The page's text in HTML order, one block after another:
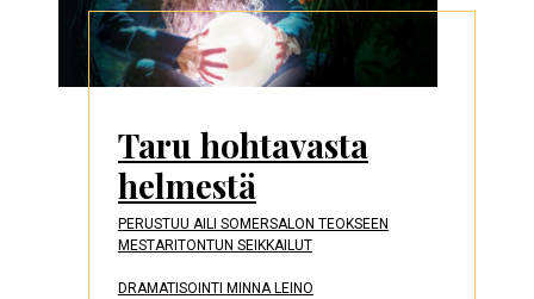
Taru hohtavasta
helmestä
PERUSTUU AILI SOMERSALON TEOKSEEN
MESTARITONTUN SEIKKAILUT
DRAMATISOINTI MINNA LEINO